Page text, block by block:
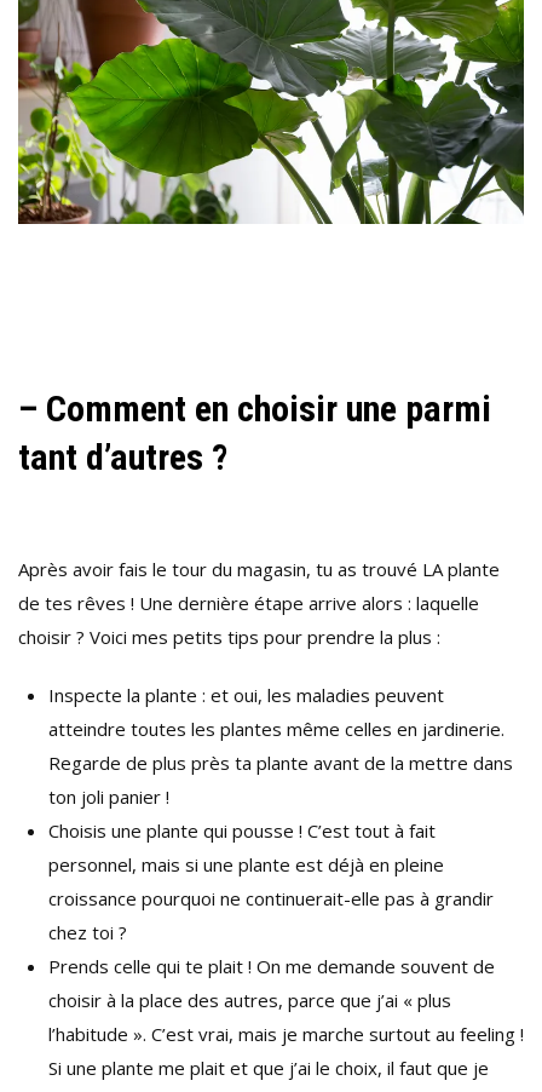
– Comment en choisir une parmi
tant d’autres ?
Après avoir fais le tour du magasin, tu as trouvé LA plante
de tes rêves ! Une dernière étape arrive alors : laquelle
choisir ? Voici mes petits tips pour prendre la plus :
Inspecte la plante : et oui, les maladies peuvent
atteindre toutes les plantes même celles en jardinerie.
Regarde de plus près ta plante avant de la mettre dans
ton joli panier !
Choisis une plante qui pousse ! C’est tout à fait
personnel, mais si une plante est déjà en pleine
croissance pourquoi ne continuerait-elle pas à grandir
chez toi ?
Prends celle qui te plait ! On me demande souvent de
choisir à la place des autres, parce que j’ai « plus
l’habitude ». C’est vrai, mais je marche surtout au feeling !
Si une plante me plait et que j’ai le choix, il faut que je